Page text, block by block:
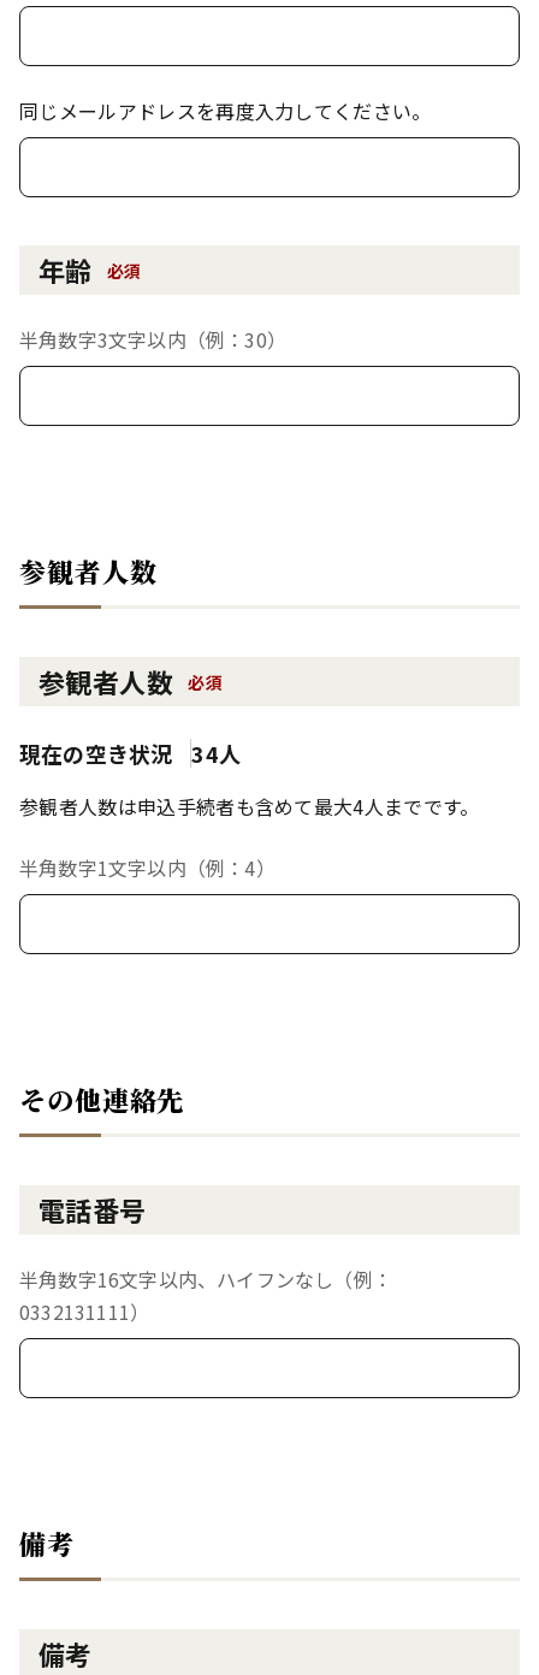
同じメールアドレスを再度入力してください。
年齢 必須
半角数字3文字以内（例：30）
参観者人数
参観者人数 必須
現在の空き状況 34人
参観者人数は申込手続者も含めて最大4人までです。
半角数字1文字以内（例：4）
その他連絡先
電話番号
半角数字16文字以内、ハイフンなし（例：
0332131111）
備考
備考